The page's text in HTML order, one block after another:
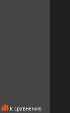
К сравнению